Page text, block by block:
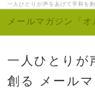
一人ひとりが声をあげて平
メールマガジン「オ
一人ひとりが
創る メール